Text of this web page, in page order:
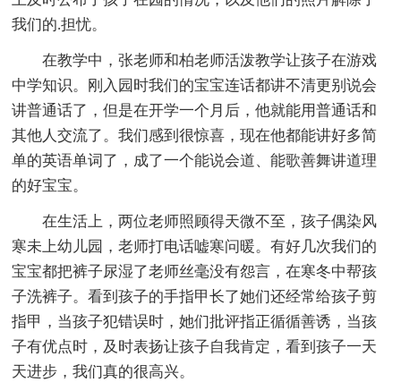
我们的.担忧。
在教学中，张老师和柏老师活泼教学让孩子在游戏
中学知识。刚入园时我们的宝宝连话都讲不清更别说会
讲普通话了，但是在开学一个月后，他就能用普通话和
其他人交流了。我们感到很惊喜，现在他都能讲好多简
单的英语单词了，成了一个能说会道、能歌善舞讲道理
的好宝宝。
在生活上，两位老师照顾得天微不至，孩子偶染风
寒未上幼儿园，老师打电话嘘寒问暖。有好几次我们的
宝宝都把裤子尿湿了老师丝毫没有怨言，在寒冬中帮孩
子洗裤子。看到孩子的手指甲长了她们还经常给孩子剪
指甲，当孩子犯错误时，她们批评指正循循善诱，当孩
子有优点时，及时表扬让孩子自我肯定，看到孩子一天
天进步，我们真的很高兴。